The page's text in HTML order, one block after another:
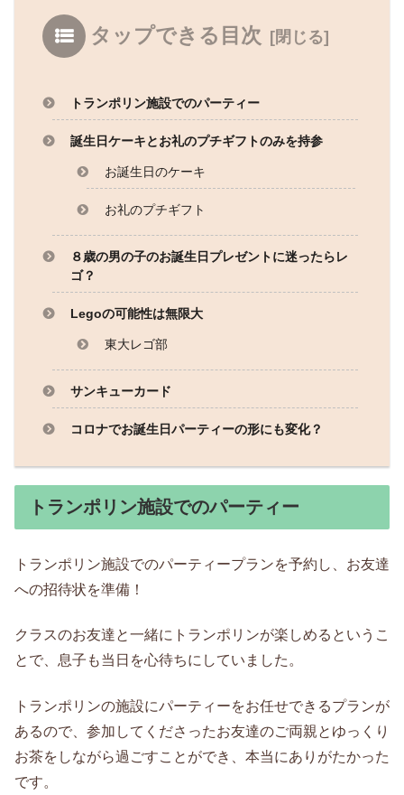
タップできる目次
トランポリン施設でのパーティー
誕生日ケーキとお礼のプチギフトのみを持参
お誕生日のケーキ
お礼のプチギフト
８歳の男の子のお誕生日プレゼントに迷ったらレ
ゴ？
Legoの可能性は無限大
東大レゴ部
サンキューカード
コロナでお誕生日パーティーの形にも変化？
トランポリン施設でのパーティー
トランポリン施設でのパーティープランを予約し、お友達
への招待状を準備！
クラスのお友達と一緒にトランポリンが楽しめるというこ
とで、息子も当日を心待ちにしていました。
トランポリンの施設にパーティーをお任せできるプランが
あるので、参加してくださったお友達のご両親とゆっくり
お茶をしながら過ごすことができ、本当にありがたかった
です。